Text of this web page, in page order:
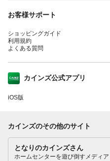
お客様サポート
ショッピングガイド
利用規約
よくある質問
カインズ公式アプリ
iOS版
カインズのその他のサイト
となりのカインズさん
ホームセンターを遊び倒すメディア